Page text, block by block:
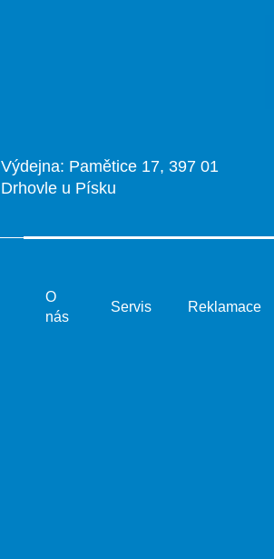
Výdejna: Pamětice 17, 397 01
Drhovle u Písku
O
nás
Servis Reklamace